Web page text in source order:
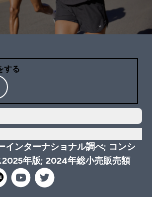
する
インターナショナル調べ; コンシ
2025年版; 2024年総小売販売額